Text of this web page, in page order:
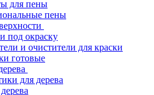
для пены
пены
под окраску
и очистители для краски
готовые
для дерева